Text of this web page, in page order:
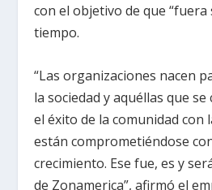
con el objetivo de que “fuera
tiempo.
“Las organizaciones nacen
la sociedad y aquéllas que
el éxito de la comunidad con
están comprometiéndose
crecimiento. Ese fue, es y
de Zonamerica”, afirmó el